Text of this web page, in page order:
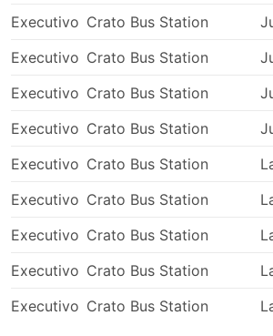
ประเภทของรถโค้ชเสมอ สำหรับการเดิน
เพราะจะช่วยประหยัดเวลาได้มากเป็น 2
การเดินทางโดยรถประจำทาง:
เสีย
ข้อดีของการเดินทางด้วยรถบัส
ที่ไม่ได้เชื่อมต่อกันด้วยรถไฟหรือเค
ของรถโดยสารประจำทางก็มีมาอย่
ตรงกันข้ามกับการเดินทางทางอากา
ด้วยรถไฟในบางครั้ง การขึ้นรถประ
Executivo Crato Bus Station
Executivo Crato Bus Station
Executivo Crato Bus Station
Executivo Crato Bus Station
Executivo Crato Bus Station
Executivo Crato Bus Station
Executivo Crato Bus Station
Executivo Crato Bus Station
Executivo Crato Bus Station